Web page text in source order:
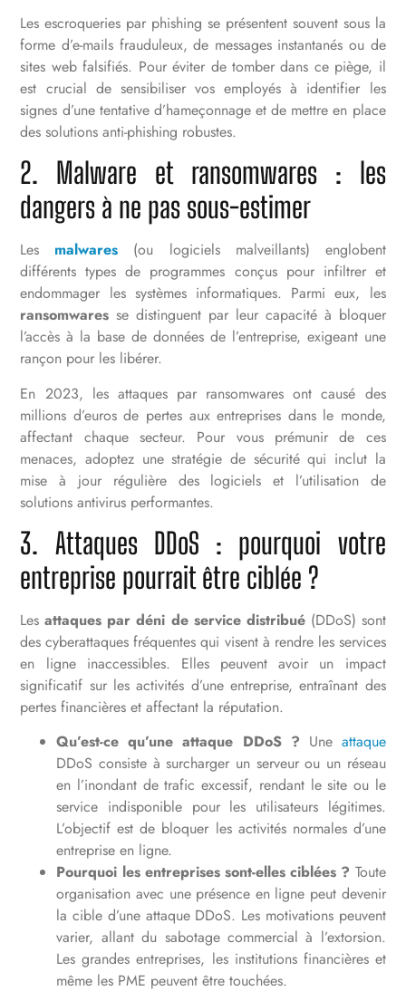
Les escroqueries par phishing se présentent souvent sous la
forme d’e-mails frauduleux, de messages instantanés ou de
sites web falsifiés. Pour éviter de tomber dans ce piège, il
est crucial de sensibiliser vos employés à identifier les
signes d’une tentative d’hameçonnage et de mettre en place
des solutions anti-phishing robustes.
2. Malware et ransomwares : les
dangers à ne pas sous-estimer
Les malwares (ou logiciels malveillants) englobent
différents types de programmes conçus pour infiltrer et
endommager les systèmes informatiques. Parmi eux, les
ransomwares se distinguent par leur capacité à bloquer
l’accès à la base de données de l’entreprise, exigeant une
rançon pour les libérer.
En 2023, les attaques par ransomwares ont causé des
millions d’euros de pertes aux entreprises dans le monde,
affectant chaque secteur. Pour vous prémunir de ces
menaces, adoptez une stratégie de sécurité qui inclut la
mise à jour régulière des logiciels et l’utilisation de
solutions antivirus performantes.
3. Attaques DDoS : pourquoi votre
entreprise pourrait être ciblée ?
Lesattaques par déni de service distribué(DDoS) sont
des cyberattaques fréquentes qui visent à rendre les services
en ligne inaccessibles. Elles peuvent avoir un impact
significatif sur les activités d’une entreprise, entraînant des
pertes financières et affectant la réputation.
Qu’est-ce qu’une attaque DDoS ? Une attaque
DDoS consiste à surcharger un serveur ou un réseau
en l’inondant de trafic excessif, rendant le site ou le
service indisponible pour les utilisateurs légitimes.
L’objectif est de bloquer les activités normales d’une
entreprise en ligne.
Pourquoi les entreprises sont-elles ciblées ? Toute
organisation avec une présence en ligne peut devenir
la cible d’une attaque DDoS. Les motivations peuvent
varier, allant du sabotage commercial à l’extorsion.
Les grandes entreprises, les institutions financières et
même les PME peuvent être touchées.